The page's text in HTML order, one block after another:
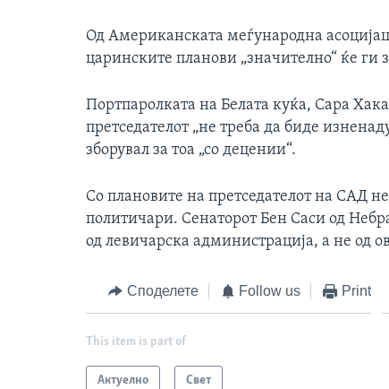
Од Американската меѓународна
царинските планови „значително“ ќе ги
Портпаролката на Белата куќа, Сара
претседателот „не треба да биде
зборувал за тоа „со децении“.
Со плановите на претседателот на САД
политичари. Сенаторот Бен Саси од
од левичарска администрација, а не од
Споделете Follow us Print
This item is part of
Актуелно Свет